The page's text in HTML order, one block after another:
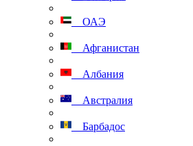
ОАЭ
Афганистан
Албания
Австралия
Барбадос